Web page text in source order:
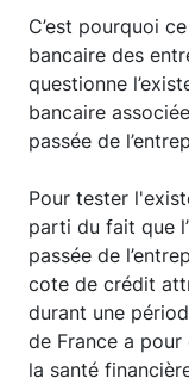
C’est pourquoi
bancaire des
questionne
bancaire
passée de
Pour tester
parti du fait que
passée de
cote de crédit
durant une
de France a
la santé